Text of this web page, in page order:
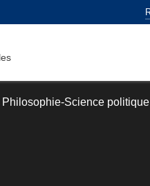
Science politique